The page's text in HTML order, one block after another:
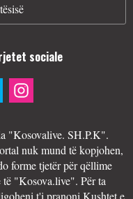
sociale
"Kosovalive. SH.P.K".
nuk mund të kopjohen,
forme tjetër për qëllime
"Kosova.live". Për ta
t'i pranoni Kushtet e